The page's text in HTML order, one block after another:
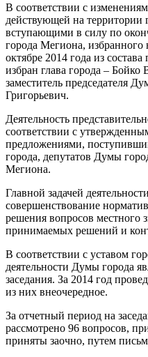
В соответствии с
действующей на территории
вступающими в силу по
города Мегиона,
октябре 2014 года из
избран глава города –
заместитель председателя
Григорьевич.
Деятельность
соответствии с
предложениями,
города, депутатов Думы
Мегиона.
Главной задачей
совершенствование
решения вопросов местного
принимаемых решений и
В соответствии с уставом
деятельности Думы города
заседания. За 2014 год
из них внеочередное.
За отчетный период на
рассмотрено 96 вопросов,
приняты заочно, путем